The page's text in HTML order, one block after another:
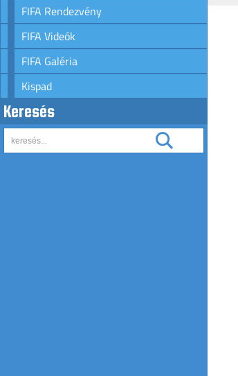
FIFA Rendezvény
FIFA Videók
FIFA Galéria
Kispad
Keresés